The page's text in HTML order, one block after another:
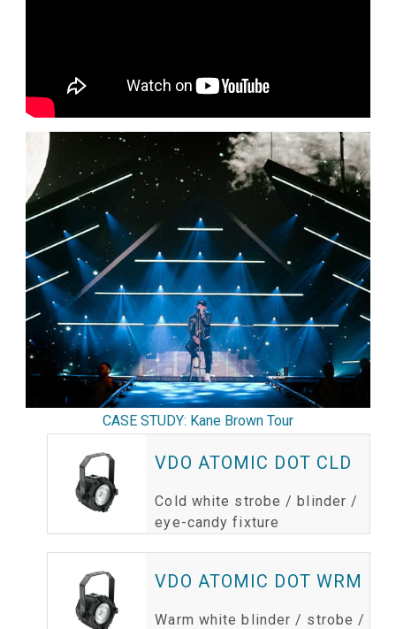
CASE STUDY: Kane Brown Tour
VDO ATOMIC DOT CLD
Cold white strobe / blinder /
eye-candy fixture
VDO ATOMIC DOT WRM
Warm white blinder / strobe /